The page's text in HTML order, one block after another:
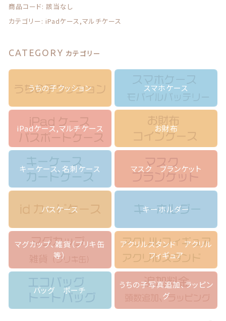
真
で
マ
チ
ー
ス
＊
ス
の
ン
商品コード: 該当なし
カテゴリー: iPadケース,マルチケース
CATEGORY カテゴリー
うちの子クッション スマホケース
iPadケース,マルチケース お財布
キーケース、名刺ケース マスク ブランケット
パスケース キーホルダー
マグカップ、雑貨（ブリキ缶
等）
アクリルスタンド アクリル
フィギュア
バッグ ポーチ
うちの子写真追加、ラッピン
グ